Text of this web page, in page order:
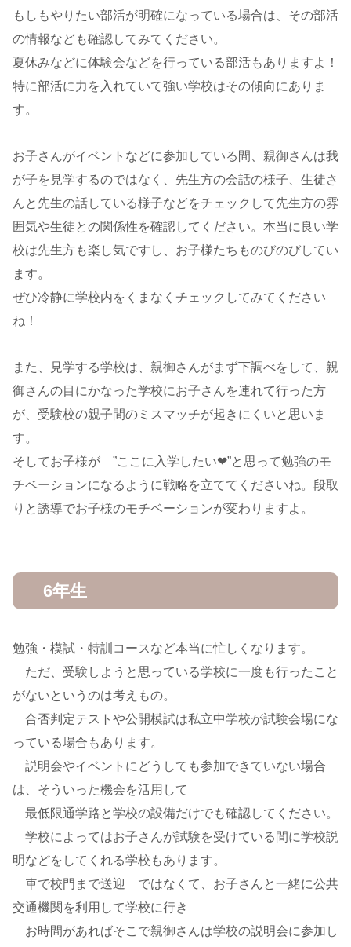
もしもやりたい部活が明確になっている場合は、その部活
の情報なども確認してみてください。
夏休みなどに体験会などを行っている部活もありますよ！
特に部活に力を入れていて強い学校はその傾向にありま
す。
お子さんがイベントなどに参加している間、親御さんは我
が子を見学するのではなく、先生方の会話の様子、生徒さ
んと先生の話している様子などをチェックして先生方の雰
囲気や生徒との関係性を確認してください。本当に良い学
校は先生方も楽し気ですし、お子様たちものびのびしてい
ます。
ぜひ冷静に学校内をくまなくチェックしてみてください
ね！
また、見学する学校は、親御さんがまず下調べをして、親
御さんの目にかなった学校にお子さんを連れて行った方
が、受験校の親子間のミスマッチが起きにくいと思いま
す。
そしてお子様が ”ここに入学したい❤”と思って勉強のモ
チベーションになるように戦略を立ててくださいね。段取
りと誘導でお子様のモチベーションが変わりますよ。
6年生
勉強・模試・特訓コースなど本当に忙しくなります。
ただ、受験しようと思っている学校に一度も行ったこと
がないというのは考えもの。
合否判定テストや公開模試は私立中学校が試験会場にな
っている場合もあります。
説明会やイベントにどうしても参加できていない場合
は、そういった機会を活用して
最低限通学路と学校の設備だけでも確認してください。
学校によってはお子さんが試験を受けている間に学校説
明などをしてくれる学校もあります。
車で校門まで送迎 ではなくて、お子さんと一緒に公共
交通機関を利用して学校に行き
お時間があればそこで親御さんは学校の説明会に参加し